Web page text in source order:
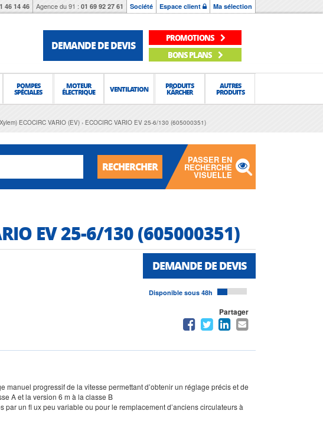
46 14 46 Agence du 91 : 01 69 92 27 61 Société Espace client Ma sélection
DEMANDE DE DEVIS
PROMOTIONS
BONS PLANS
POMPES
SPÉCIALES
MOTEUR
ÉLECTRIQUE VENTILATION PRODUITS
KÄRCHER
AUTRES
PRODUITS
ECOCIRC VARIO (EV) ECOCIRC VARIO EV 25-6/130 (605000351)
RECHERCHER
PASSER EN
RECHERCHE
VISUELLE
EV 25-6/130 (605000351)
DEMANDE DE DEVIS
Disponible sous 48h
Partager
manuel progressif de la vitesse permettant d’obtenir un réglage précis et de
A et la version 6 m à la classe B
un fl ux peu variable ou pour le remplacement d’anciens circulateurs à